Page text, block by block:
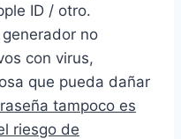
ID / otro.
no
con virus,
que pueda dañar
tampoco es
riesgo de